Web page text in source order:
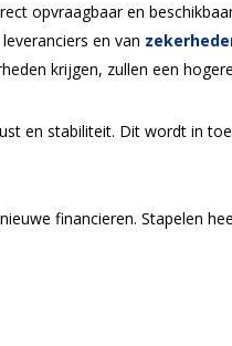
opvraagbaar en
en van
krijgen, zullen een
en stabiliteit. Dit wordt in
financieren. Stapelen